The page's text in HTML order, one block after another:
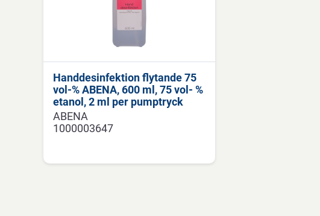
Handdesinfektion flytande 75
vol-% ABENA, 600 ml, 75 vol- %
etanol, 2 ml per pumptryck
ABENA
1000003647